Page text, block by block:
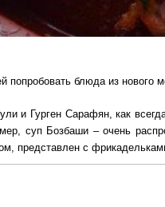
попробовать блюда из нового
и Гурген Сарафян, как
суп Бозбаши – очень
представлен с